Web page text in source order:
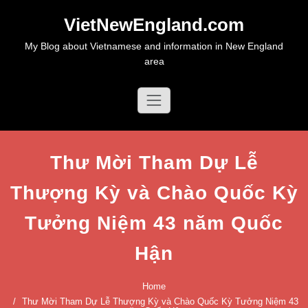
VietNewEngland.com
My Blog about Vietnamese and information in New England
area
Thư Mời Tham Dự Lễ
Thượng Kỳ và Chào Quốc Kỳ
Tưởng Niệm 43 năm Quốc
Hận
Home
Thư Mời Tham Dự Lễ Thượng Kỳ và Chào Quốc Kỳ Tưởng Niệm 43